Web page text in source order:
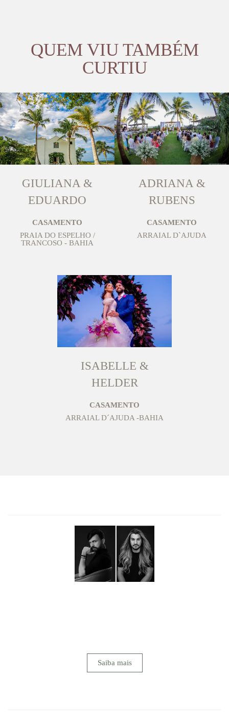
QUEM VIU TAMBÉM
CURTIU
GIULIANA &
EDUARDO
CASAMENTO
PRAIA DO ESPELHO /
TRANCOSO - BAHIA
ADRIANA &
RUBENS
CASAMENTO
ARRAIAL D`AJUDA
ISABELLE &
HELDER
CASAMENTO
ARRAIAL D´AJUDA -BAHIA
Saiba mais